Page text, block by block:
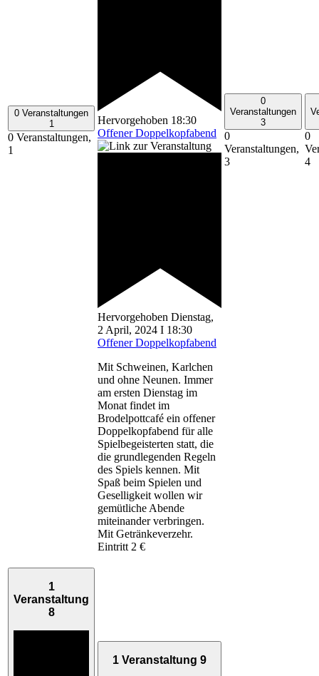
0 Veranstaltungen
1
0 Veranstaltungen,
1
Hervorgehoben 18:30
Offener Doppelkopfabend
Hervorgehoben Dienstag,
2 April, 2024 I 18:30
Offener Doppelkopfabend
Mit Schweinen, Karlchen
und ohne Neunen. Immer
am ersten Dienstag im
Monat findet im
Brodelpottcafé ein offener
Doppelkopfabend für alle
Spielbegeisterten statt, die
die grundlegenden Regeln
des Spiels kennen. Mit
Spaß beim Spielen und
Geselligkeit wollen wir
gemütliche Abende
miteinander verbringen.
Mit Getränkeverzehr.
Eintritt 2 €
0
Veranstaltungen
3
0
Veranstaltungen,
3
0
4
1
Veranstaltung
8
1 Veranstaltung 9